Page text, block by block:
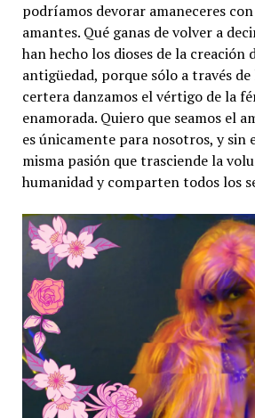
podríamos devorar amaneceres
amantes. Qué ganas de volver a
han hecho los dioses de la creación
antigüedad, porque sólo a través
certera danzamos el vértigo de la
enamorada. Quiero que seamos el
es únicamente para nosotros, y sin
misma pasión que trasciende la
humanidad y comparten todos los